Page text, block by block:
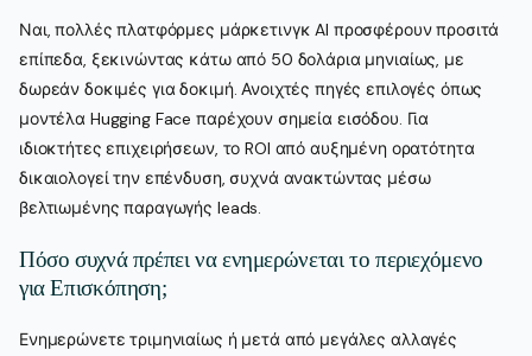
Ναι, πολλές πλατφόρμες μάρκετινγκ AI προσφέρουν προσιτά
επίπεδα, ξεκινώντας κάτω από 50 δολάρια μηνιαίως, με
δωρεάν δοκιμές για δοκιμή. Ανοιχτές πηγές επιλογές όπως
μοντέλα Hugging Face παρέχουν σημεία εισόδου. Για
ιδιοκτήτες επιχειρήσεων, το ROI από αυξημένη ορατότητα
δικαιολογεί την επένδυση, συχνά ανακτώντας μέσω
βελτιωμένης παραγωγής leads.
Πόσο συχνά πρέπει να ενημερώνεται το περιεχόμενο
για Επισκόπηση;
Ενημερώνετε τριμηνιαίως ή μετά από μεγάλες αλλαγές